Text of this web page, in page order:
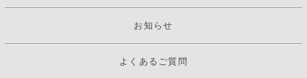
お知らせ
よくあるご質問